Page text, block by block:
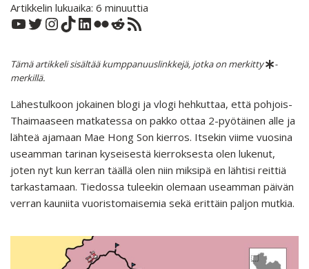
Artikkelin lukuaika: 6 minuuttia
YouTube
Twitter
Instagram
TikTok
LinkedIn
Flickr
Reddit
RSS-syöte
Tämä artikkeli sisältää kumppanuuslinkkejä, jotka on merkitty
-
merkillä.
Lähestulkoon jokainen blogi ja vlogi hehkuttaa, että pohjois-
Thaimaaseen matkatessa on pakko ottaa 2-pyötäinen alle ja
lähteä ajamaan Mae Hong Son kierros. Itsekin viime vuosina
useamman tarinan kyseisestä kierroksesta olen lukenut,
joten nyt kun kerran täällä olen niin miksipä en lähtisi reittiä
tarkastamaan. Tiedossa tuleekin olemaan useamman päivän
verran kauniita vuoristomaisemia sekä erittäin paljon mutkia.